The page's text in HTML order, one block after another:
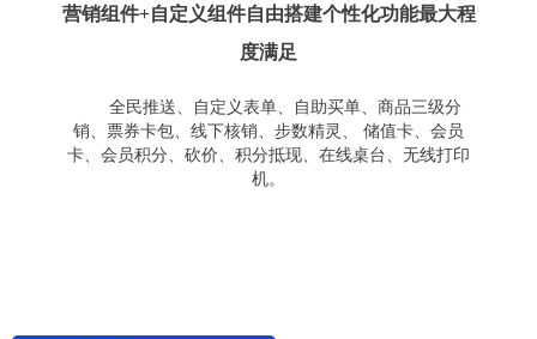
营销组件+自定义组件自由搭建个性化功能最大程
度满足
全民推送、自定义表单、自助买单、商品三级分
销、票券卡包、线下核销、步数精灵、 储值卡、会员
卡、会员积分、砍价、积分抵现、在线桌台、无线打印
机。